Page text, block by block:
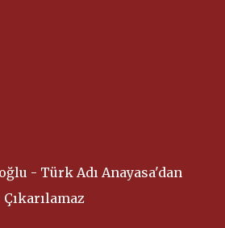
- Türk Adı Anayasa'dan
Çıkarılamaz